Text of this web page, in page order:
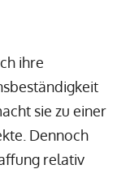
ihre
sie zu einer
Dennoch
relativ